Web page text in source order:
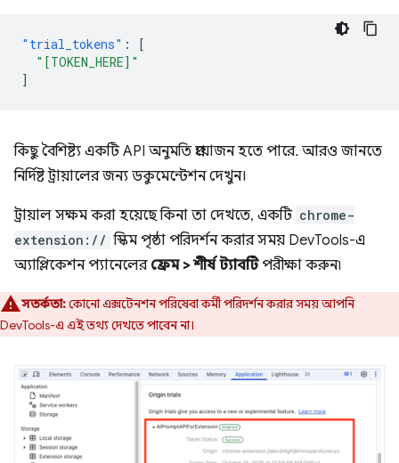
"trial_tokens" :
[
"[TOKEN_HERE]"
]
কিছু বৈশিষ্ট্য একটি API অনুমতি প্রয়োজন হতে পারে. আরও জানতে
নির্দিষ্ট ট্রায়ালের জন্য ডকুমেন্টেশন দেখুন।
ট্রায়াল সক্ষম করা হয়েছে কিনা তা দেখতে, একটি chrome-
extension:// স্কিম পৃষ্ঠা পরিদর্শন করার সময় DevTools-এ
অ্যাপ্লিকেশন প্যানেলের ফ্রেম > শীর্ষ ট্যাবটিপরীক্ষা করুন৷
সতর্কতা:কোনো এক্সটেনশন পরিষেবা কর্মী পরিদর্শন করার সময় আপনি
DevTools-এ এই তথ্য দেখতে পাবেন না।